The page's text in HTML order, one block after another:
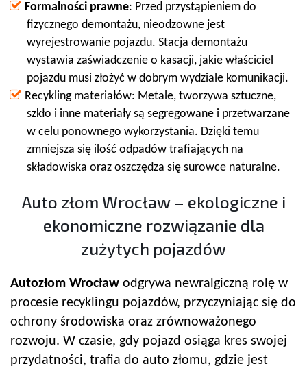
Formalności prawne: Przed przystąpieniem do
fizycznego demontażu, nieodzowne jest
wyrejestrowanie pojazdu. Stacja demontażu
wystawia zaświadczenie o kasacji, jakie właściciel
pojazdu musi złożyć w dobrym wydziale komunikacji.
Recykling materiałów: Metale, tworzywa sztuczne,
szkło i inne materiały są segregowane i przetwarzane
w celu ponownego wykorzystania. Dzięki temu
zmniejsza się ilość odpadów trafiających na
składowiska oraz oszczędza się surowce naturalne.
Auto złom Wrocław – ekologiczne i
ekonomiczne rozwiązanie dla
zużytych pojazdów
Autozłom Wrocław odgrywa newralgiczną rolę w
procesie recyklingu pojazdów, przyczyniając się do
ochrony środowiska oraz zrównoważonego
rozwoju. W czasie, gdy pojazd osiąga kres swojej
przydatności, trafia do auto złomu, gdzie jest